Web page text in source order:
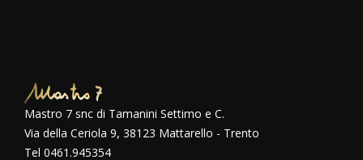
Mastro 7 snc di Tamanini Settimo e C.
Via della Ceriola 9, 38123 Mattarello - Trento
Tel 0461.945354